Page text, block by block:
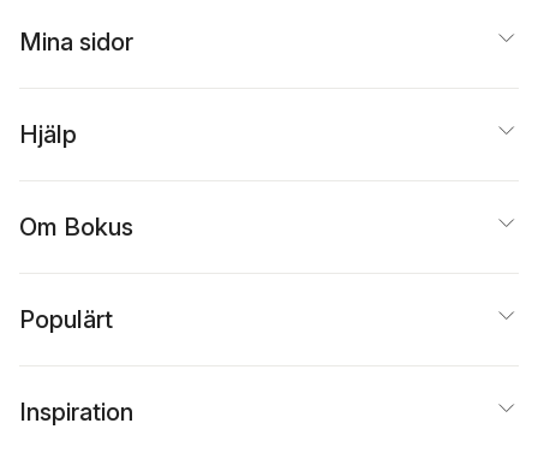
Mina sidor
Hjälp
Om Bokus
Populärt
Inspiration